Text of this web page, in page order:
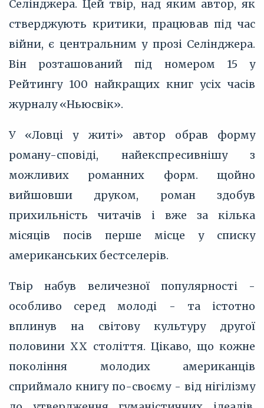
Селінджера. Цей твір, над яким автор, як
стверджують критики, працював під час
війни, є центральним у прозі Селінджера.
Він розташований під номером 15 у
Рейтингу 100 найкращих книг усіх часів
журналу «Ньюсвік».
У «Ловці у житі» автор обрав форму
роману-сповіді, найекспресивнішу з
можливих романних форм. щойно
вийшовши друком, роман здобув
прихильність читачів і вже за кілька
місяців посів перше місце у списку
американських бестселерів.
Твір набув величезної популярності -
особливо серед молоді - та істотно
вплинув на світову культуру другої
половини XX століття. Цікаво, що кожне
покоління молодих американців
сприймало книгу по-своєму - від нігілізму